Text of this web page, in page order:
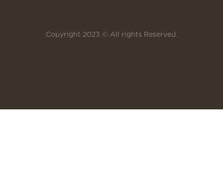
Copyright 2023 © All rights Reserved.